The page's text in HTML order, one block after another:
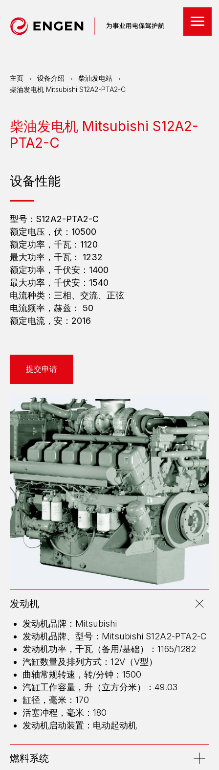
主页 → 设备介绍 → 柴油发电站 →
柴油发电机 Mitsubishi S12A2-PTA2-С
柴油发电机 Mitsubishi S12A2-
PTA2-С
设备性能
型号：S12A2-PTA2-С
额定电压，伏：10500
额定功率，千瓦：1120
最大功率，千瓦： 1232
额定功率，千伏安：1400
最大功率，千伏安：1540
电流种类：三相、交流、正弦
电流频率，赫兹： 50
额定电流，安：2016
提交申请
发动机
发动机品牌：Mitsubishi
发动机品牌、型号：Mitsubishi S12A2-PTA2-С
发动机功率，千瓦（备用/基础）：1165/1282
汽缸数量及排列方式：12V（V型）
曲轴常规转速，转/分钟：1500
汽缸工作容量，升（立方分米）：49.03
缸径，毫米：170
活塞冲程，毫米：180
发动机启动装置：电动起动机
燃料系统